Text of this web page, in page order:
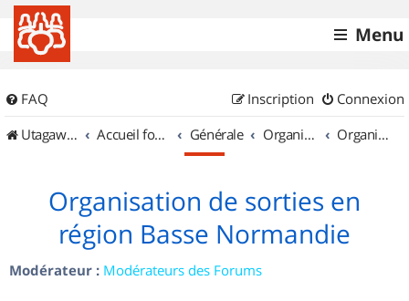
Menu
FAQ Connexion
Inscription
UtagawaVTT (Randos VTT et VTTAE avec traces GPS)
Accueil forum Générale Organisation de sorties & Recherche de partenaires Organisation de sorties en région Basse Normandie
Organisation de sorties en
région Basse Normandie
Modérateur : Modérateurs des Forums